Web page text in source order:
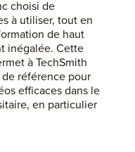
choisi de
à utiliser, tout en
de haut
inégalée. Cette
à TechSmith
de référence pour
efficaces dans le
en particulier